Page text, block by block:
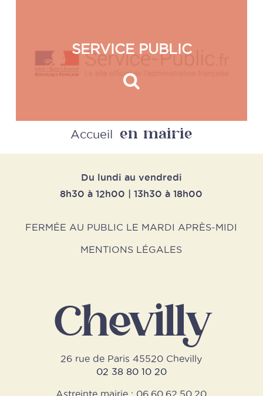
SERVICE PUBLIC
Accueil en mairie
Du lundi au vendredi
8h30 à 12h00 | 13h30 à 18h00
FERMÉE AU PUBLIC LE MARDI APRÈS-MIDI
MENTIONS LÉGALES
Chevilly
26 rue de Paris 45520 Chevilly
02 38 80 10 20
Astreinte mairie : 06.60.62.50.20